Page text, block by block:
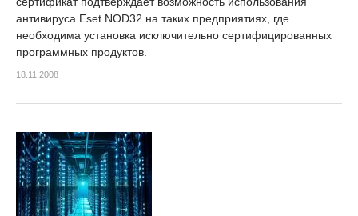
антивируса Eset NOD32 на таких предприятиях, где
необходима установка исключительно сертифицированных
программных продуктов.
18.11.2008